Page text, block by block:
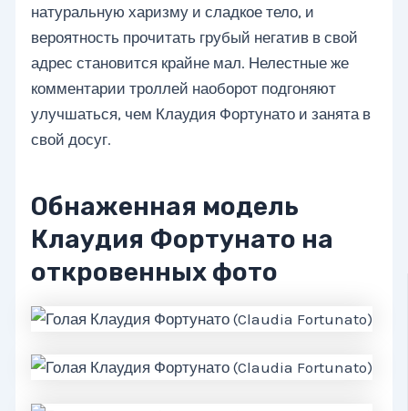
натуральную харизму и сладкое тело, и
вероятность прочитать грубый негатив в свой
адрес становится крайне мал. Нелестные же
комментарии троллей наоборот подгоняют
улучшаться, чем Клаудия Фортунато и занята в
свой досуг.
Обнаженная модель
Клаудия Фортунато на
откровенных фото